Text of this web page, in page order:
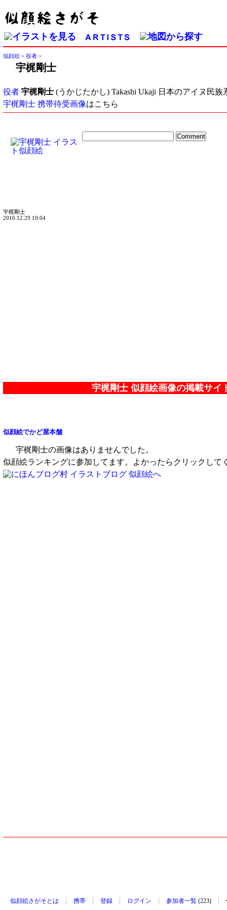
似顔絵 > 役者 >
宇梶剛士
役者 宇梶剛士 (うかじたかし) Takashi Ukaji 日本のアイヌ民
宇梶剛士 携帯待受画像はこちら
宇梶剛士
2010.12.29 10:04
宇梶剛士 似顔絵画像の掲載サイ
似顔絵でかど屋本舗
宇梶剛士の画像はありませんでした。
似顔絵ランキングに参加してます。よかったらクリックして
似顔絵さがそとは 携帯 登録 ログイン 参加者一覧 (223)